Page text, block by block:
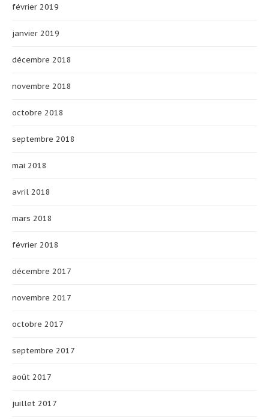
février 2019
janvier 2019
décembre 2018
novembre 2018
octobre 2018
septembre 2018
mai 2018
avril 2018
mars 2018
février 2018
décembre 2017
novembre 2017
octobre 2017
septembre 2017
août 2017
juillet 2017